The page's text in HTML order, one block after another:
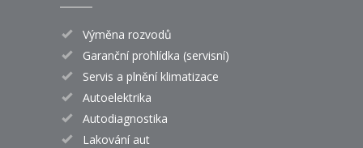
Výměna rozvodů
Garanční prohlídka (servisní)
Servis a plnění klimatizace
Autoelektrika
Autodiagnostika
Lakování aut